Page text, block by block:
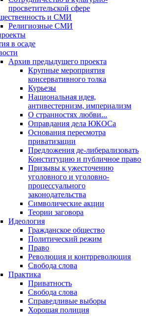
просветительской сфере
и СМИ
Религиозные СМИ
в осаде
Архив предыдущего проекта
Крупные мероприятия
консервативного толка
Курьезы
Национальная идея,
антивестернизм, империализм
О странностях любви...
Оправдания дела ЮКОСа
Основания пересмотра
приватизации
Предложения де-либерализовать
Конституцию и публичное право
Призывы к ужесточению
уголовного и уголовно-
процессуального
законодательства
Символические акции
Теории заговора
Идеология
Гражданское общество
Политический режим
Право
Революция и контрреволюция
Свобода слова
Практика
Приватность
Свобода слова
Справедливые выборы
Хорошая полиция